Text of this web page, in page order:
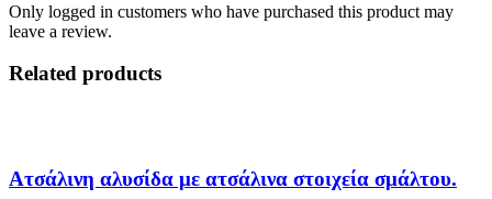
Only logged in customers who have purchased this product may
leave a review.
Related products
Ατσάλινη αλυσίδα με ατσάλινα στοιχεία σμάλτου.